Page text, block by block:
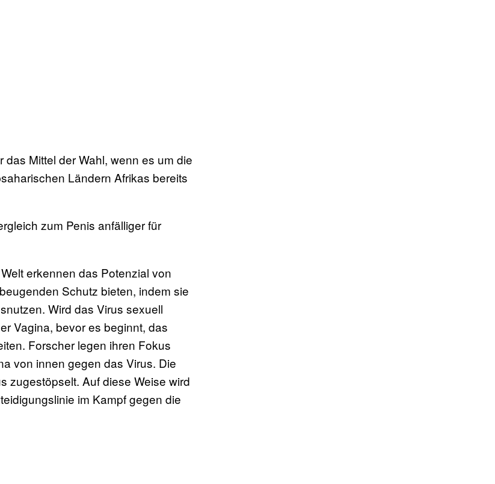
Mittel der Wahl, wenn es um die
Ländern Afrikas bereits
zum Penis anfälliger für
erkennen das Potenzial von
Schutz bieten, indem sie
Wird das Virus sexuell
Vagina, bevor es beginnt, das
Forscher legen ihren Fokus
von innen gegen das Virus. Die
zugestöpselt. Auf diese Weise wird
im Kampf gegen die